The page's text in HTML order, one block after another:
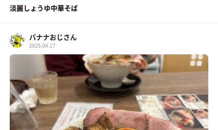
淡麗しょうゆ中華そば
バナナおじさん
2025.04.17